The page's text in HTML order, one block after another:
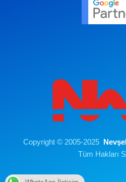
Copyright © 2005-2025
Tüm Hakları